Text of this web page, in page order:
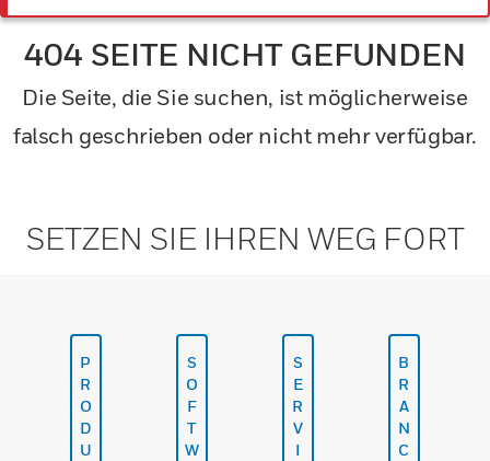
404 SEITE NICHT GEFUNDEN
Die Seite, die Sie suchen, ist möglicherweise
falsch geschrieben oder nicht mehr verfügbar.
SETZEN SIE IHREN WEG FORT
P
R
O
D
U
S
O
F
T
W
S
E
R
V
I
B
R
A
N
C